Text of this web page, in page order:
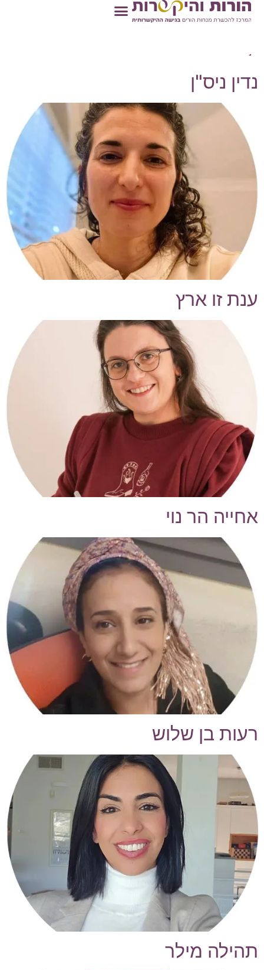
אתגר:הרטבות/ בריחת
צואה
נדין ניס"ן
ענת זו ארץ
אחייה הר נוי
רעות בן שלוש
תהילה מילר